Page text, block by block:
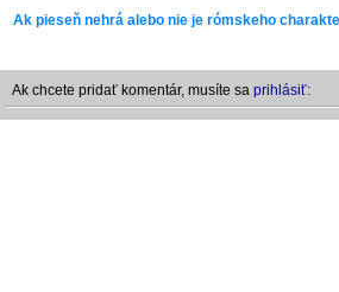
Ak pieseň nehrá alebo nie je rómskeho
Ak chcete pridať komentár, musíte sa prihlásiť: